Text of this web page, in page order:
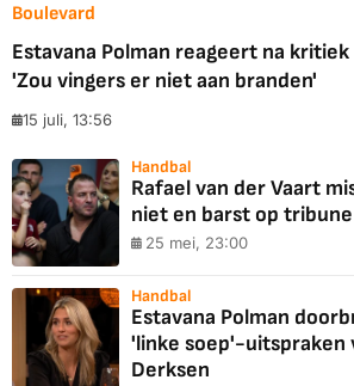
Boulevard
Estavana Polman reageert na kritiek
'Zou vingers er niet aan branden'
15 juli, 13:56
Handbal
Rafael van der Vaart
niet en barst op
25 mei, 23:00
Handbal
Estavana Polman
'linke soep'-uitspraken
Derksen